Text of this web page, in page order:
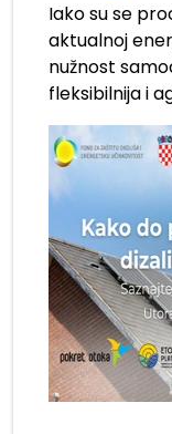
Iako su se
aktualnoj
nužnost
fleksibilnija i